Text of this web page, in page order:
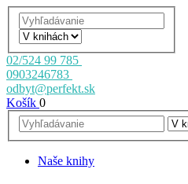
02/524 99 785
0903246783
odbyt@perfekt.sk
Košík 0
Naše knihy